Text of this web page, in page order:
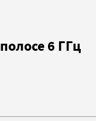
6 ГГц